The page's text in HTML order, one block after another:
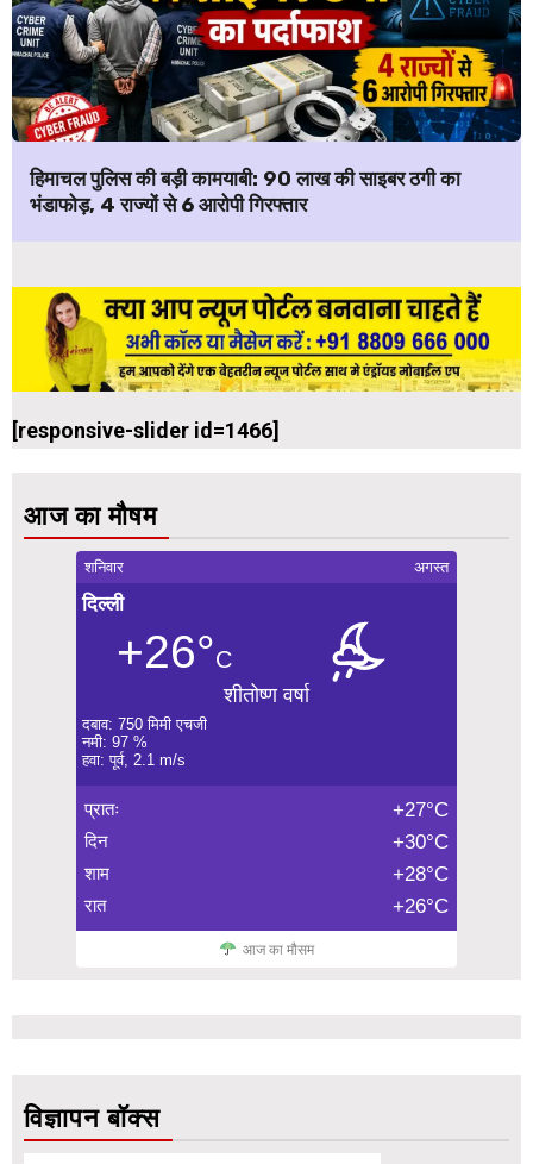
हिमाचल पुलिस की बड़ी कामयाबी: ₹90 लाख की साइबर ठगी का
भंडाफोड़, 4 राज्यों से 6 आरोपी गिरफ्तार
[responsive-slider id=1466]
आज का मौषम
शनिवार अगस्त
दिल्ली
+26°C
शीतोष्ण वर्षा
दबाव: 750 मिमी एचजी
नमी: 97 %
हवा: पूर्व, 2.1 m/s
प्रातः +27°C
दिन +30°C
शाम +28°C
रात +26°C
आज का मौसम
विज्ञापन बॉक्स